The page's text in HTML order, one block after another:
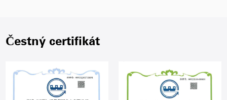
Čestný certifikát